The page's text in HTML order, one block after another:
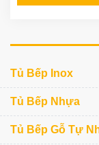
Tủ Bếp Inox
Tủ Bếp Nhựa
Tủ Bếp Gỗ Tự